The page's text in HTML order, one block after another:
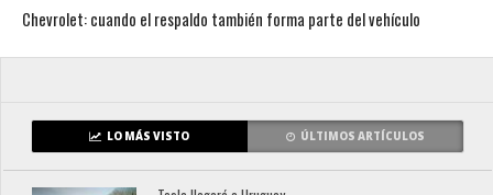
Chevrolet: cuando el respaldo también forma parte del vehículo
LO MÁS VISTO ÚLTIMOS ARTÍCULOS